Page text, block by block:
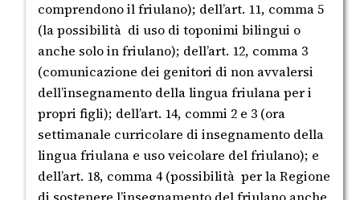
comprendono il friulano); dell’art. 11, comma 5
(la possibilità di uso di toponimi bilingui o
anche solo in friulano); dell’art. 12, comma 3
(comunicazione dei genitori di non avvalersi
dell’insegnamento della lingua friulana per i
propri figli); dell’art. 14, commi 2 e 3 (ora
settimanale curricolare di insegnamento della
lingua friulana e uso veicolare del friulano); e
dell’art. 18, comma 4 (possibilità per la Regione